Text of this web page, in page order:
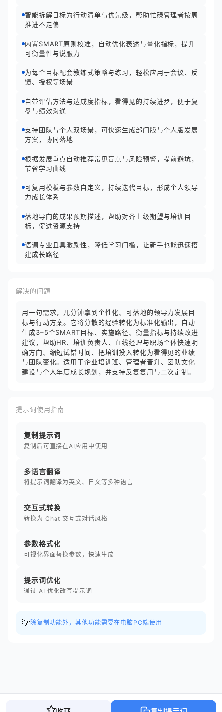
智能拆解目标为行动清单与优先级，帮助忙碌管理者按周
推进不走偏
内置SMART原则校准，自动优化表述与量化指标，提升
可衡量性与说服力
为每个目标配套教练式策略与练习，轻松应用于会议、反
馈、授权等场景
自带评估方法与达成度指标，看得见的持续进步，便于复
盘与绩效沟通
支持团队与个人双场景，可快速生成部门版与个人版发展
方案，协同落地
根据发展重点自动推荐常见盲点与风险预警，提前避坑，
节省学习曲线
可复用模板与参数自定义，持续迭代目标，形成个人领导
力成长体系
落地导向的成果预期描述，帮助对齐上级期望与培训目
标，促进资源支持
语调专业且具激励性，降低学习门槛，让新手也能迅速搭
建成长路径
解决的问题
用一句需求，几分钟拿到个性化、可落地的领导力发展目
标与行动方案。它将分散的经验转化为标准化输出，自动
生成3–5个SMART目标、实施路径、衡量指标与持续改进
建议，帮助HR、培训负责人、直线经理与职场个体快速明
确方向、缩短试错时间、把培训投入转化为看得见的业绩
与团队变化。适用于企业培训班、管理者晋升、团队文化
建设与个人年度成长规划，并支持反复复用与二次定制。
提示词使用指南
复制提示词
复制后可直接在AI应用中使用
多语言翻译
将提示词翻译为英文、日文等多种语言
交互式转换
转换为 Chat 交互式对话风格
参数格式化
可视化界面替换参数，快速生成
提示词优化
通过 AI 优化改写提示词
💡 除复制功能外，其他功能需要在电脑PC端使用